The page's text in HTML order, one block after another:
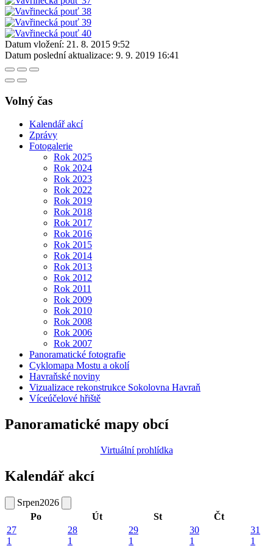
Datum vložení: 21. 8. 2015 9:52
Datum poslední aktualizace: 9. 9. 2019 16:41
Volný čas
Kalendář akcí
Zprávy
Fotogalerie
Rok 2025
Rok 2024
Rok 2023
Rok 2022
Rok 2019
Rok 2018
Rok 2017
Rok 2016
Rok 2015
Rok 2014
Rok 2013
Rok 2012
Rok 2011
Rok 2009
Rok 2010
Rok 2008
Rok 2006
Rok 2007
Panoramatické fotografie
Cyklomapa Mostu a okolí
Havraňské noviny
Vizualizace rekonstrukce Sokolovna Havraň
Víceúčelové hřiště
Panoramatické mapy obcí
Virtuální prohlídka
Kalendář akcí
Srpen2026
Po
Út St
Čt
27
1
28
1
29
1
30
1
31
1